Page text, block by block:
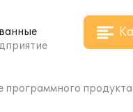
программного